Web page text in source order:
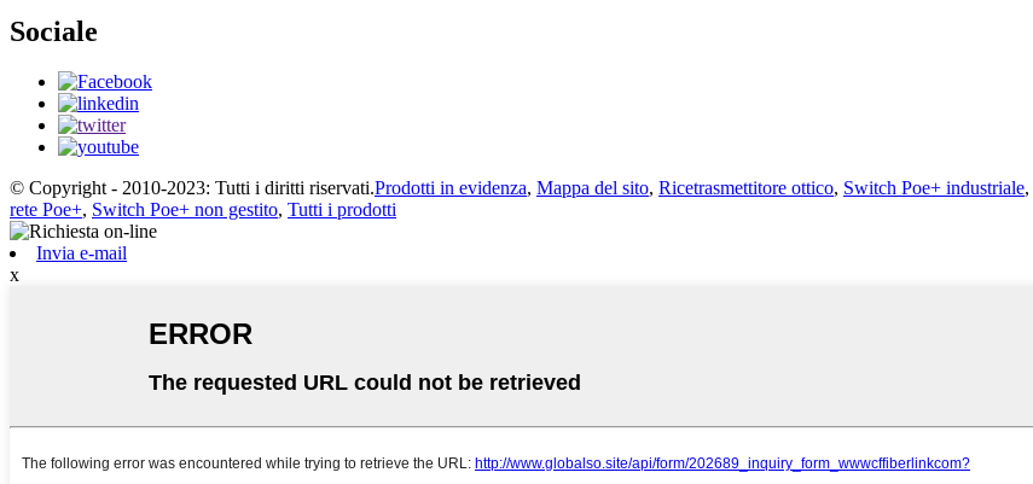
Sociale
© Copyright - 2010-2023: Tutti i diritti riservati.Prodotti in evidenza, Mappa del sito, Ricetrasmettitore ottico, Switch Poe+ industriale,
rete Poe+, Switch Poe+ non gestito, Tutti i prodotti
Invia e-mail
x